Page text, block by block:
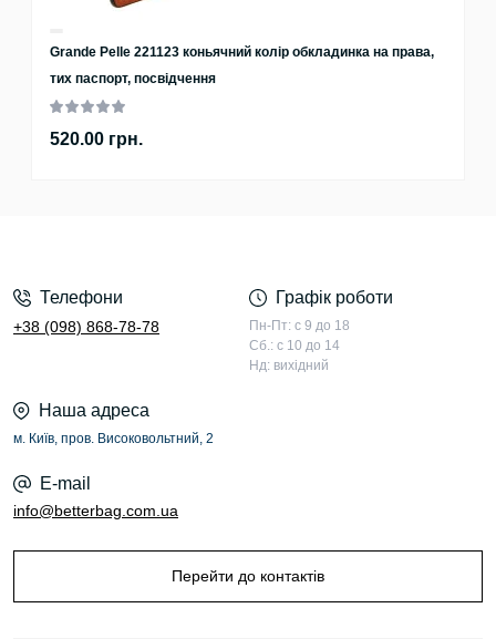
Grande Pelle 221123 коньячний колір обкладинка на права,
тих паспорт, посвідчення
520.00 грн.
Телефони
+38 (098) 868-78-78
Графік роботи
Пн-Пт: с 9 до 18
Сб.: с 10 до 14
Нд: вихідний
Наша адреса
м. Київ, пров. Високовольтний, 2
E-mail
info@betterbag.com.ua
Перейти до контактів